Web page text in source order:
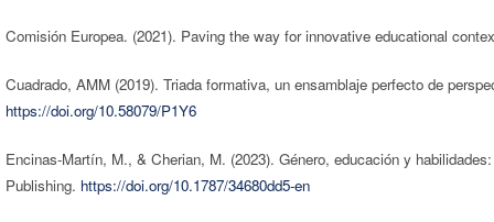
Comisión Europea. (2021). Paving the way for innovative educational
Cuadrado, AMM (2019). Triada formativa, un ensamblaje perfecto de
https://doi.org/10.58079/P1Y6
Encinas-Martín, M., & Cherian, M. (2023). Género, educación y
Publishing. https://doi.org/10.1787/34680dd5-en